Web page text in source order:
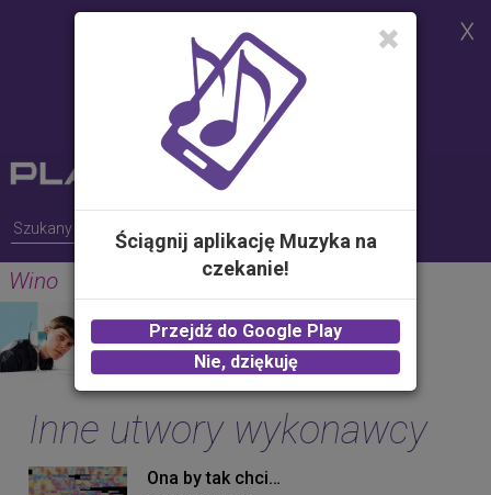
celu realizacji usług i zgodnie z
Polityką Plików Cookies.
Możesz określić warunki
przechowywania lub dostępu do
plików cookies w Twojej
przeglądarce
Wino
RONNIE FERRARI
2.00 zł -KUP
Inne utwory wykonawcy
Ona by tak chciała
Ściągnij aplikację Muzyka na
czekanie!
Przejdź do Google Play
Nie, dziękuję